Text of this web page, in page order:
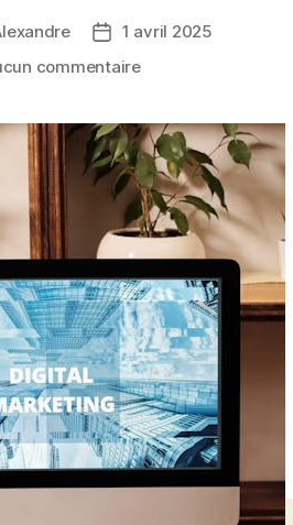
Date1 avril 2025
commentairesur
P
du
Marketing
:
Guide
Complet
et
Exemples
Concrets